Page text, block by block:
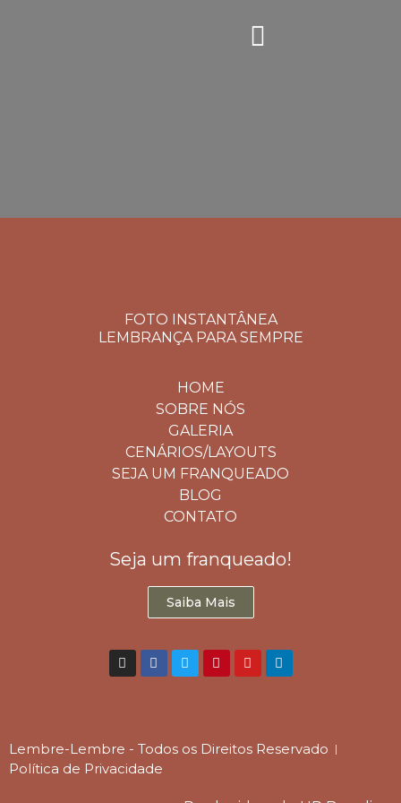
FOTO INSTANTÂNEA
LEMBRANÇA PARA SEMPRE
HOME
SOBRE NÓS
GALERIA
CENÁRIOS/LAYOUTS
SEJA UM FRANQUEADO
BLOG
CONTATO
Seja um franqueado!
Saiba Mais
Lembre-Lembre - Todos os Direitos Reservado
Política de Privacidade